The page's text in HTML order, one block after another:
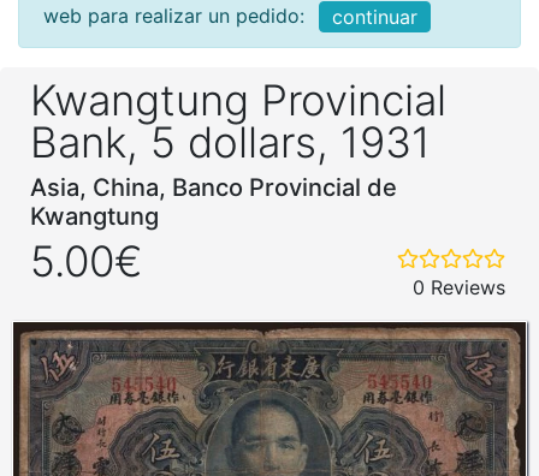
web para realizar un pedido:
continuar
Kwangtung Provincial
Bank, 5 dollars, 1931
Asia, China, Banco Provincial de
Kwangtung
5.00€
0 Reviews